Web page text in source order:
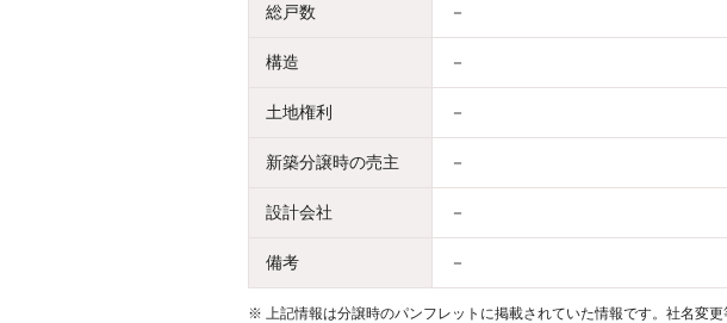
総戸数 －
構造 －
土地権利 －
新築分譲時の売主 －
設計会社 －
備考 －
※
上記情報は分譲時のパンフレットに掲載されていた情報です。社名変更